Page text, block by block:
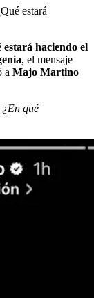
estará
haciendo el
, el mensaje
a Majo Martino
¿En qué